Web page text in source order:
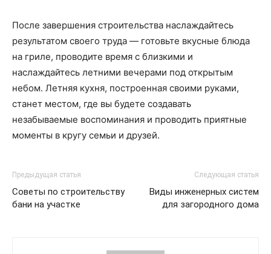
После завершения строительства наслаждайтесь
результатом своего труда — готовьте вкусные блюда
на гриле, проводите время с близкими и
наслаждайтесь летними вечерами под открытым
небом. Летняя кухня, построенная своими руками,
станет местом, где вы будете создавать
незабываемые воспоминания и проводить приятные
моменты в кругу семьи и друзей.
Предыдущая статья
Советы по строительству
бани на участке
Следующая статья
Виды инженерных систем
для загородного дома